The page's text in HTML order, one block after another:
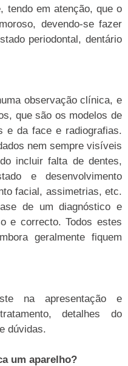
tendo em atenção, que o
devendo-se fazer
periodontal, dentário
observação clínica, e
que são os modelos de
e da face e radiografias.
nem sempre visíveis
incluir falta de dentes,
e desenvolvimento
facial, assimetrias, etc.
de um diagnóstico e
e correcto. Todos estes
geralmente fiquem
na apresentação e
detalhes do
dúvidas.
um aparelho?